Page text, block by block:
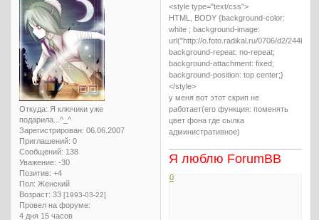
Откуда: Я ключики уже
подарила...^_^
Зарегистрирован: 06.06.2007
Приглашений: 0
Сообщений: 138
Уважение: -30
Позитив: +4
Пол: Женский
Возраст: 33 [1993-03-22]
Провел на форуме:
4 дня 15 часов
<style type="text/css">
HTML, BODY {background-color:
white ; background-image:
url("http://o.foto.radikal.ru/0706/d2/
background-repeat: no-repeat;
background-attachment: fixed;
background-position: top center;}
</style>
у меня вот этот скрип не
работает(его функция: поменять
цвет фона где сылка
административное)
Я люблю ForumBB
0